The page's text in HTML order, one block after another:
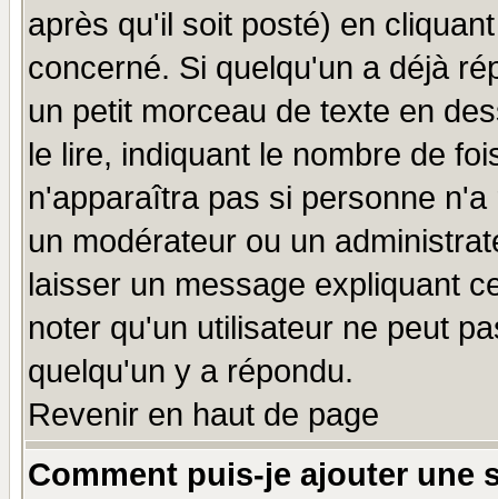
après qu'il soit posté) en
concerné. Si quelqu'un a déjà
un petit morceau de texte en
le lire, indiquant le nombre de
n'apparaîtra pas si personne
un modérateur ou un
laisser un message expliquant
noter qu'un utilisateur ne peut
quelqu'un y a répondu.
Revenir en haut de page
Comment puis-je ajouter une